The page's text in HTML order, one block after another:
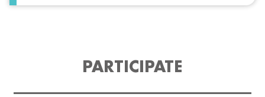
PARTICIPATE